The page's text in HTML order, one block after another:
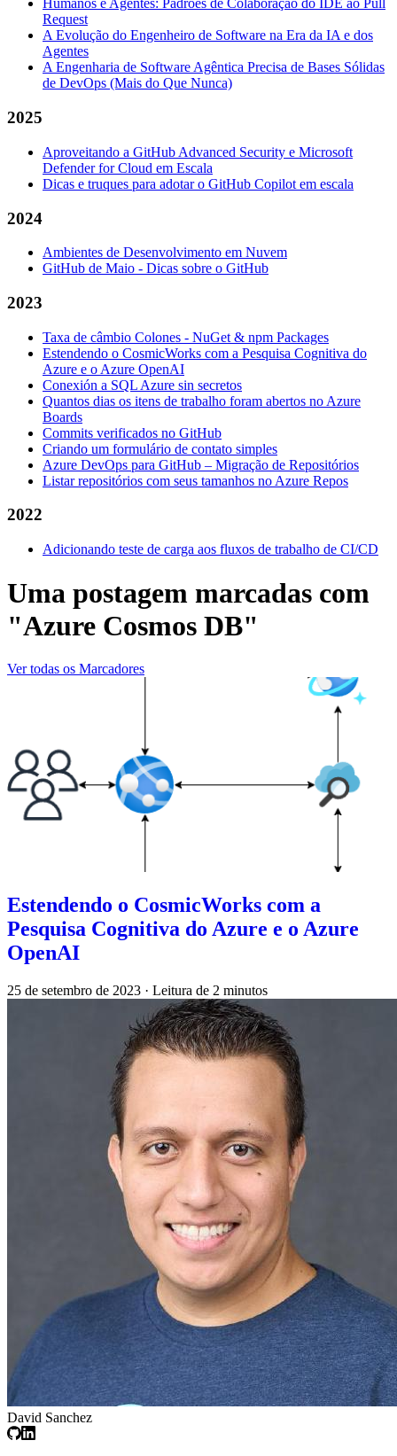
Humanos e Agentes: Padrões de Colaboração do IDE ao Pull
Request
A Evolução do Engenheiro de Software na Era da IA e dos
Agentes
A Engenharia de Software Agêntica Precisa de Bases Sólidas
de DevOps (Mais do Que Nunca)
2025
Aproveitando a GitHub Advanced Security e Microsoft
Defender for Cloud em Escala
Dicas e truques para adotar o GitHub Copilot em escala
2024
Ambientes de Desenvolvimento em Nuvem
GitHub de Maio - Dicas sobre o GitHub
2023
Taxa de câmbio Colones - NuGet & npm Packages
Estendendo o CosmicWorks com a Pesquisa Cognitiva do
Azure e o Azure OpenAI
Conexión a SQL Azure sin secretos
Quantos dias os itens de trabalho foram abertos no Azure
Boards
Commits verificados no GitHub
Criando um formulário de contato simples
Azure DevOps para GitHub – Migração de Repositórios
Listar repositórios com seus tamanhos no Azure Repos
2022
Adicionando teste de carga aos fluxos de trabalho de CI/CD
Uma postagem marcadas com
"Azure Cosmos DB"
Ver todas os Marcadores
Estendendo o CosmicWorks com a
Pesquisa Cognitiva do Azure e o Azure
OpenAI
25 de setembro de 2023 · Leitura de 2 minutos
David Sanchez